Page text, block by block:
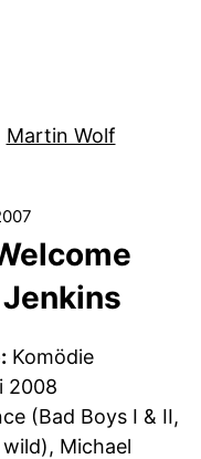
Martin Wolf
Komödie
2008
(Bad Boys I & II,
Michael